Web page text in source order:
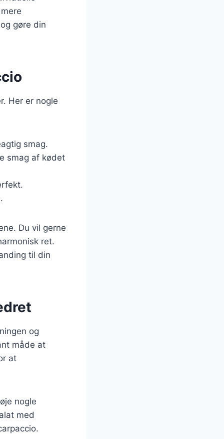
gøre din
Her er nogle
smag.
smag af kødet
Du vil gerne
ret.
til din
og
måde at
at
nogle
med